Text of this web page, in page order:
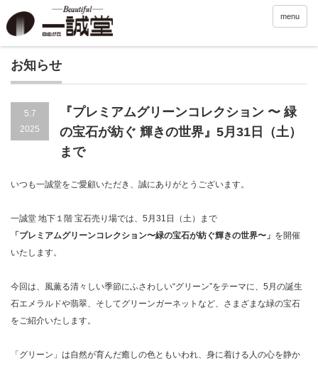
menu
お知らせ
5.7
2025
『プレミアムグリーンコレクション 〜 緑
の宝石が紡ぐ 輝きの世界』5月31日（土）
まで
いつも一誠堂をご愛顧いただき、誠にありがとうございます。
一誠堂 地下１階 宝石売り場では、5月31日（土）まで
「プレミアムグリーンコレクション〜緑の宝石が紡ぐ輝きの世界〜」 を開催
いたします。
今回は、風薫る清々しい季節にふさわしい“グリーン”をテーマに、5月の誕生
石エメラルドや翡翠、そしてグリーンガーネットなど、さまざまな緑の宝石
をご紹介いたします。
「グリーン」は自然が育んだ癒しの色ともいわれ、身に着ける人の心を静か